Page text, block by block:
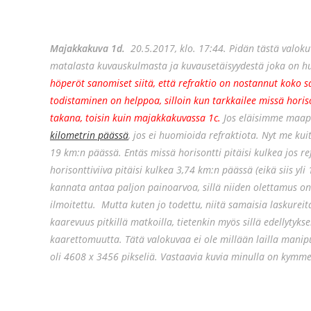
Majakkakuva 1d. 20.5.2017, klo. 17:44. Pidän tästä
matalasta kuvauskulmasta ja kuvausetäisyydestä joka on
höperöt sanomiset siitä, että refraktio on nostannut koko
todistaminen on helppoa, silloin kun tarkkailee missä
takana, toisin kuin majakkakuvassa 1c. Jos eläisimme
kilometrin päässä, jos ei huomioida refraktiota. Nyt me
19 km:n päässä. Entäs missä horisontti pitäisi kulkea jos
horisonttiviiva pitäisi kulkea 3,74 km:n päässä (eikä siis
kannata antaa paljon painoarvoa, sillä niiden olettamus
ilmoitettu. Mutta kuten jo todettu, niitä samaisia
kaarevuus pitkillä matkoilla, tietenkin myös sillä
kaarettomuutta. Tätä valokuvaa ei ole millään lailla
oli 4608 x 3456 pikseliä. Vastaavia kuvia minulla on